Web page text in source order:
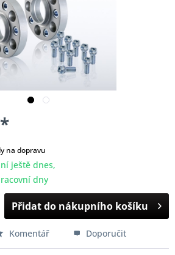
na dopravu
ještě dnes,
dny
Přidat do nákupního košíku
Komentář Doporučit